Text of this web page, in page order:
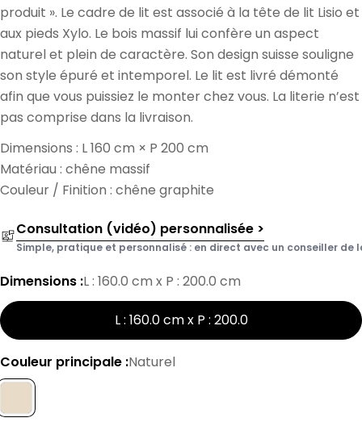
produit ». Le cadre de lit est associé à la tête de lit Lisio et
aux pieds Xylo. Le bois massif lui confère un aspect
naturel et plein de caractère. Son design suisse souligne
son style épuré et intemporel. Le lit est livré démonté
afin que vous puissiez le monter chez vous. La literie n’est
pas comprise dans la livraison.
Dimensions : L 160 cm × P 200 cm
Matériau : chêne massif
Couleur / Finition : chêne graphite
Consultation (vidéo) personnalisée >
Simple, pratique et personnalisé : en direct avec un conseiller de
Dimensions :L : 160.0 cm x P : 200.0 cm
L : 160.0 cm x P : 200.0
Couleur principale :Naturel